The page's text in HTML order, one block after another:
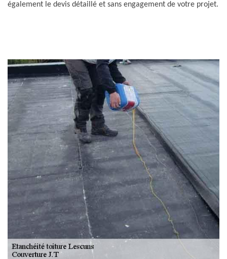
également le devis détaillé et sans engagement de votre projet.